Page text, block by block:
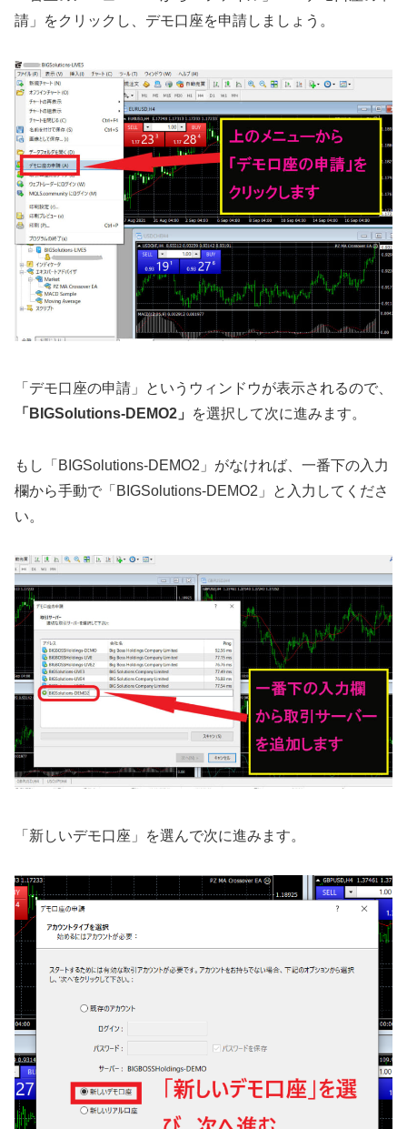
請」をクリックし、デモ口座を申請しましょう。
「デモ口座の申請」というウィンドウが表示されるので、
「BIGSolutions-DEMO2」
を選択して次に進みます。
もし「BIGSolutions-DEMO2」がなければ、一番下の入力
欄から手動で「BIGSolutions-DEMO2」と入力してくださ
い。
「新しいデモ口座」を選んで次に進みます。